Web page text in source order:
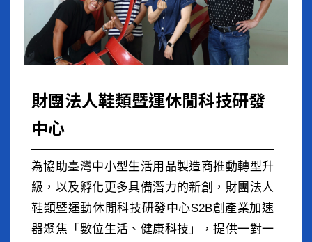
財團法人鞋類暨運休閒科技研發
中心
為協助臺灣中小型生活用品製造商推動轉型升
級，以及孵化更多具備潛力的新創，財團法人
鞋類暨運動休閒科技研發中心S2B創產業加速
器聚焦「數位生活、健康科技」，提供一對一